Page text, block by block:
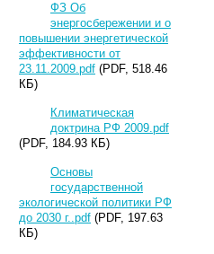
ФЗ Об
энергосбережении и о
повышении энергетической
эффективности от
23.11.2009.pdf (PDF, 518.46
КБ)
Климатическая
доктрина РФ 2009.pdf
(PDF, 184.93 КБ)
Основы
государственной
экологической политики РФ
до 2030 г..pdf (PDF, 197.63
КБ)